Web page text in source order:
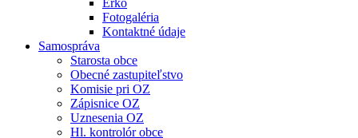
Erko
Fotogaléria
Kontaktné údaje
Samospráva
Starosta obce
Obecné zastupiteľstvo
Komisie pri OZ
Zápisnice OZ
Uznesenia OZ
Hl. kontrolór obce